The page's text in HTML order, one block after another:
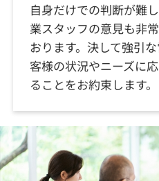
自身だけでの判断が難
業スタッフの意見も非
おります。決して強引
客様の状況やニーズに
ることをお約束します。